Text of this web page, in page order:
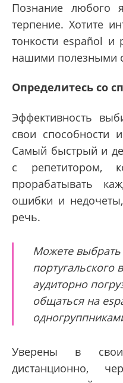
Познание любого
терпение. Хотите
тонкости español и
нашими полезными
Определитесь со
Эффективность
свои способности
Самый быстрый и
с репетитором,
прорабатывать
ошибки и
речь.
Можете выбрать
португальского
аудиторно
общаться на
Уверены в
дистанционно,